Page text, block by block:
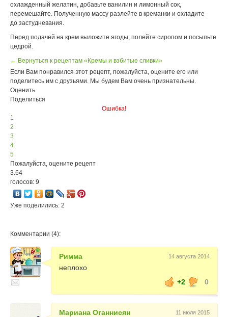
охлажденный желатин, добавьте ванилин и лимонный сок,
перемешайте. Полученную массу разлейте в креманки и охладите
до застудневания.
Перед подачей на крем выложите ягоды, полейте сиропом и посыпьте
цедрой.
← Вернуться к рецептам «Кремы и взбитые сливки»
Если Вам понравился этот рецепт, пожалуйста, оцените его или
поделитесь им с друзьями. Мы будем Вам очень признательны.
Оценить
Поделиться
Ошибка!
1
2
3
4
5
Пожалуйста, оцените рецепт
3.64
голосов: 9
Уже поделились: 2
Комментарии (4):
Римма 14 августа 2014
неплохо
+2
0
Мариана Оганнисян 11 июля 2015